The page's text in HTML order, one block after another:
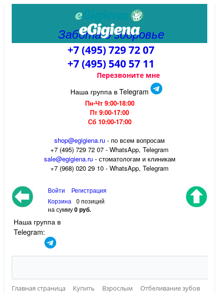
Забота о здоровье
+7 (495) 729 72 07
+7 (495) 540 57 11
Перезвоните мне
Наша группа в Telegram
Пн-Чт 9:00-18:00
Пт 9:00-17:00
Сб 10:00-17:00
shop@egigiena.ru - по всем вопросам
‎+7 (495) 729 72 07 - WhatsApp, Telegram
sale@egigiena.ru- стоматологам и клиникам
+7 (968) 020 29 10 - WhatsApp, Telegram
Войти
Регистрация
Корзина
0 позиций
на сумму0 руб.
Наша группа в
Telegram:
Главная страница Купить Взрослым
Отбеливание зубов